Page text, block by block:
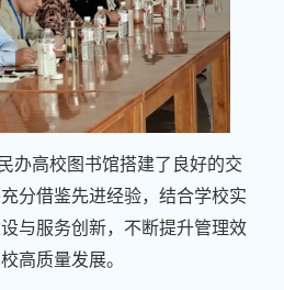
办高校图书馆搭建了良好的交
分借鉴先进经验，结合学校实
与服务创新，不断提升管理效
高质量发展。